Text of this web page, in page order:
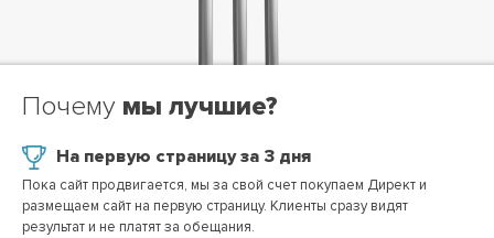
На все время действия договора на продвижение мобильная
версия абсолютно бесплатно.
Все условия акций уточняйте у менеджера
БОНУС ДЛЯ ВАС:
Почему мы лучшие?
На первую страницу за 3 дня
Пока сайт продвигается, мы за свой счет покупаем Директ и
размещаем сайт на первую страницу. Клиенты сразу видят
результат и не платят за обещания.